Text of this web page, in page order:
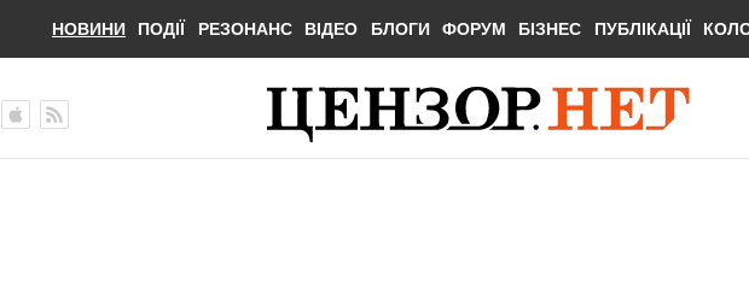
НОВИНИ ПОДІЇ РЕЗОНАНС ВІДЕО БЛОГИ ФОРУМ БІЗНЕС ПУБЛІКАЦІЇ